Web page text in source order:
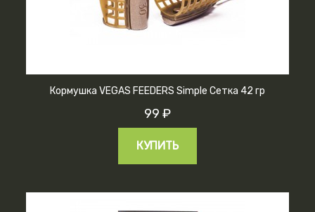
Кормушка VEGAS FEEDERS Simple Сетка 42 гр
99 ₽
КУПИТЬ